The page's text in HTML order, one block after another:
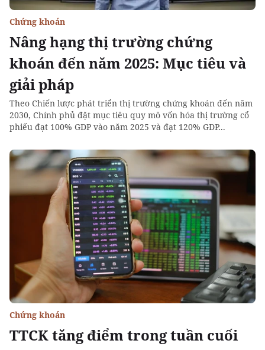
Nâng hạng thị trường chứng
khoán đến năm 2025: Mục tiêu và
giải pháp
Chứng khoán
Theo Chiến lược phát triển thị trường chứng khoán đến năm
2030, Chính phủ đặt mục tiêu quy mô vốn hóa thị trường cổ
phiếu đạt 100% GDP vào năm 2025 và đạt 120% GDP...
TTCK tăng điểm trong tuần cuối
Chứng khoán